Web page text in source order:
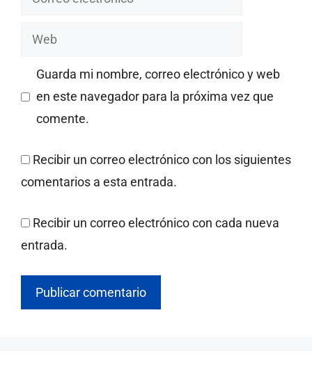
Web
Guarda mi nombre, correo electrónico y web
en este navegador para la próxima vez que
comente.
Recibir un correo electrónico con los siguientes
comentarios a esta entrada.
Recibir un correo electrónico con cada nueva
entrada.